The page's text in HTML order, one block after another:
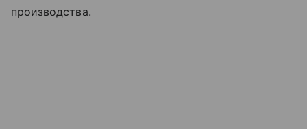
производства.